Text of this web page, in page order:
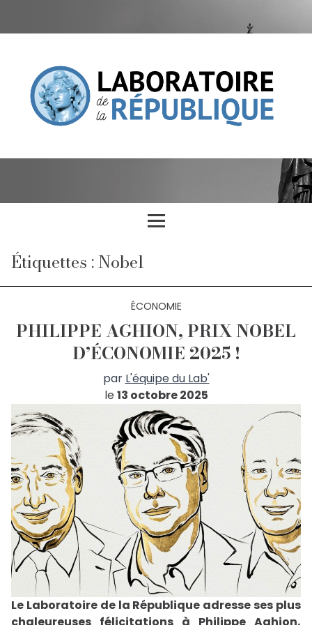
Étiquettes : Nobel
ÉCONOMIE
PHILIPPE AGHION, PRIX NOBEL
D’ÉCONOMIE 2025 !
par L'équipe du Lab'
le13 octobre 2025
Le Laboratoire de la République adresse ses plus